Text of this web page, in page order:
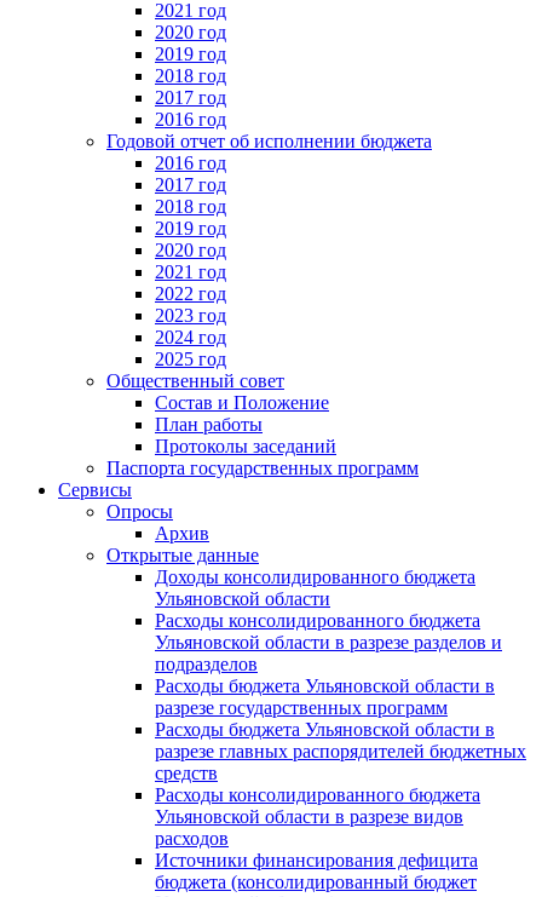
2021 год
2020 год
2019 год
2018 год
2017 год
2016 год
Годовой отчет об исполнении бюджета
2016 год
2017 год
2018 год
2019 год
2020 год
2021 год
2022 год
2023 год
2024 год
2025 год
Общественный совет
Состав и Положение
План работы
Протоколы заседаний
Паспорта государственных программ
Сервисы
Опросы
Архив
Открытые данные
Доходы консолидированного бюджета
Ульяновской области
Расходы консолидированного бюджета
Ульяновской области в разрезе разделов и
подразделов
Расходы бюджета Ульяновской области в
разрезе государственных программ
Расходы бюджета Ульяновской области в
разрезе главных распорядителей бюджетных
средств
Расходы консолидированного бюджета
Ульяновской области в разрезе видов
расходов
Источники финансирования дефицита
бюджета (консолидированный бюджет